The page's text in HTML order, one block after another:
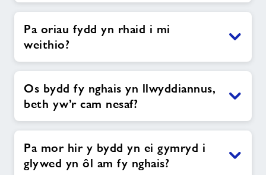
Pa oriau fydd yn rhaid i mi
weithio?
Os bydd fy nghais yn llwyddiannus,
beth yw’r cam nesaf?
Pa mor hir y bydd yn ei gymryd i
glywed yn ôl am fy nghais?